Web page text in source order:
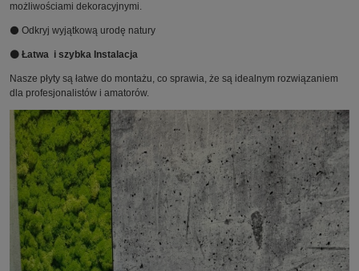
możliwościami dekoracyjnymi.
⚫ Odkryj wyjątkową urodę natury
⚫ Łatwa i szybka Instalacja
Nasze płyty są łatwe do montażu, co sprawia, że są idealnym rozwiązaniem
dla profesjonalistów i amatorów.